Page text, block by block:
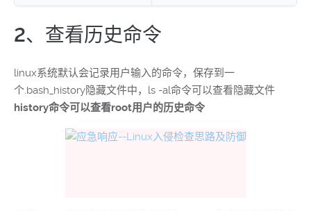
2、查看历史命令
linux系统默认会记录用户输入的命令，保存到一
个.bash_history隐藏文件中，ls -al命令可以查看隐藏文件
history命令可以查看root用户的历史命令